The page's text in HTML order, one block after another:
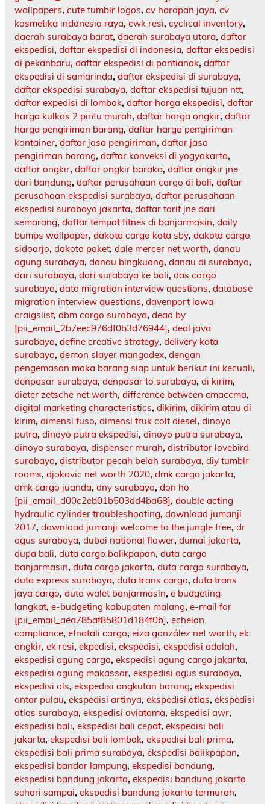
wallpapers, cute tumblr logos, cv harapan jaya, cv
kosmetika indonesia raya, cwk resi, cyclical inventory,
daerah surabaya barat, daerah surabaya utara, daftar
ekspedisi, daftar ekspedisi di indonesia, daftar ekspedisi
di pekanbaru, daftar ekspedisi di pontianak, daftar
ekspedisi di samarinda, daftar ekspedisi di surabaya,
daftar ekspedisi surabaya, daftar ekspedisi tujuan ntt,
daftar expedisi di lombok, daftar harga ekspedisi, daftar
harga kulkas 2 pintu murah, daftar harga ongkir, daftar
harga pengiriman barang, daftar harga pengiriman
kontainer, daftar jasa pengiriman, daftar jasa
pengiriman barang, daftar konveksi di yogyakarta,
daftar ongkir, daftar ongkir baraka, daftar ongkir jne
dari bandung, daftar perusahaan cargo di bali, daftar
perusahaan ekspedisi surabaya, daftar perusahaan
ekspedisi surabaya jakarta, daftar tarif jne dari
semarang, daftar tempat fitnes di banjarmasin, daily
bumps wallpaper, dakota cargo kota sby, dakota cargo
sidoarjo, dakota paket, dale mercer net worth, danau
agung surabaya, danau bingkuang, danau di surabaya,
dari surabaya, dari surabaya ke bali, das cargo
surabaya, data migration interview questions, database
migration interview questions, davenport iowa
craigslist, dbm cargo surabaya, dead by
[pii_email_2b7eec976df0b3d76944], deal java
surabaya, define creative strategy, delivery kota
surabaya, demon slayer mangadex, dengan
pengemasan maka barang siap untuk berikut ini kecuali,
denpasar surabaya, denpasar to surabaya, di kirim,
dieter zetsche net worth, difference between cmaccma,
digital marketing characteristics, dikirim, dikirim atau di
kirim, dimensi fuso, dimensi truk colt diesel, dinoyo
putra, dinoyo putra ekspedisi, dinoyo putra surabaya,
dinoyo surabaya, dispenser murah, distributor lovebird
surabaya, distributor pecah belah surabaya, diy tumblr
rooms, djokovic net worth 2020, dmk cargo jakarta,
dmk cargo juanda, dny surabaya, don ho
[pii_email_d00c2eb01b503dd4ba68], double acting
hydraulic cylinder troubleshooting, download jumanji
2017, download jumanji welcome to the jungle free, dr
agus surabaya, dubai national flower, dumai jakarta,
dupa bali, duta cargo balikpapan, duta cargo
banjarmasin, duta cargo jakarta, duta cargo surabaya,
duta express surabaya, duta trans cargo, duta trans
jaya cargo, duta walet banjarmasin, e budgeting
langkat, e-budgeting kabupaten malang, e-mail for
[pii_email_aea785af85801d184f0b], echelon
compliance, efnatali cargo, eiza gonzález net worth, ek
ongkir, ek resi, ekpedisi, ekspedisi, ekspedisi adalah,
ekspedisi agung cargo, ekspedisi agung cargo jakarta,
ekspedisi agung makassar, ekspedisi agus surabaya,
ekspedisi als, ekspedisi angkutan barang, ekspedisi
antar pulau, ekspedisi artinya, ekspedisi atlas, ekspedisi
atlas surabaya, ekspedisi aviatama, ekspedisi awr,
ekspedisi bali, ekspedisi bali cepat, ekspedisi bali
jakarta, ekspedisi bali lombok, ekspedisi bali prima,
ekspedisi bali prima surabaya, ekspedisi balikpapan,
ekspedisi bandar lampung, ekspedisi bandung,
ekspedisi bandung jakarta, ekspedisi bandung jakarta
sehari sampai, ekspedisi bandung jakarta termurah,